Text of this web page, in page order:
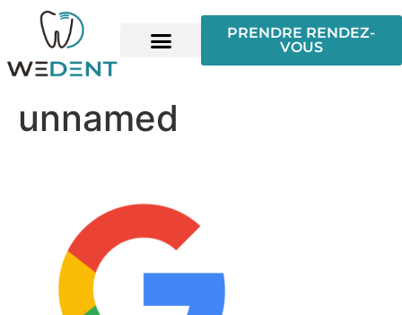
PRENDRE RENDEZ-
VOUS
unnamed